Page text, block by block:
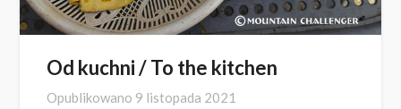
Od kuchni / To the kitchen
Opublikowano 9 listopada 2021